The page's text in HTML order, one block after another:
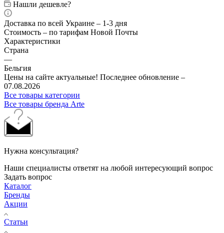
Нашли дешевле?
Доставка по всей Украине – 1-3 дня
Стоимость – по тарифам Новой Почты
Характеристики
Страна
—
Бельгия
Цены на сайте актуальные! Последнее обновление –
07.08.2026
Все товары категории
Все товары бренда Arte
Нужна консультация?
Наши специалисты ответят на любой интересующий вопрос
Задать вопрос
Каталог
Бренды
Акции
Статьи